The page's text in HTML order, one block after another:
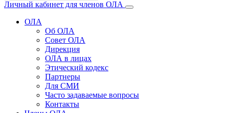
Личный кабинет для членов ОЛА
ОЛА
Об ОЛА
Совет ОЛА
Дирекция
ОЛА в лицах
Этический кодекс
Партнеры
Для СМИ
Часто задаваемые вопросы
Контакты